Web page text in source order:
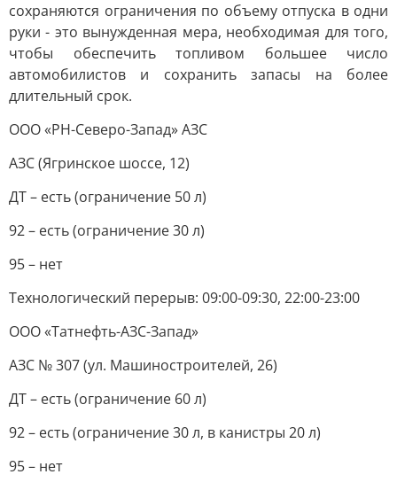
сохраняются ограничения по объему отпуска в одни
руки - это вынужденная мера, необходимая для того,
чтобы обеспечить топливом большее число
автомобилистов и сохранить запасы на более
длительный срок.
ООО «РН-Северо-Запад» АЗС
АЗС (Ягринское шоссе, 12)
ДТ – есть (ограничение 50 л)
92 – есть (ограничение 30 л)
95 – нет
Технологический перерыв: 09:00-09:30, 22:00-23:00
ООО «Татнефть-АЗС-Запад»
АЗС № 307 (ул. Машиностроителей, 26)
ДТ – есть (ограничение 60 л)
92 – есть (ограничение 30 л, в канистры 20 л)
95 – нет